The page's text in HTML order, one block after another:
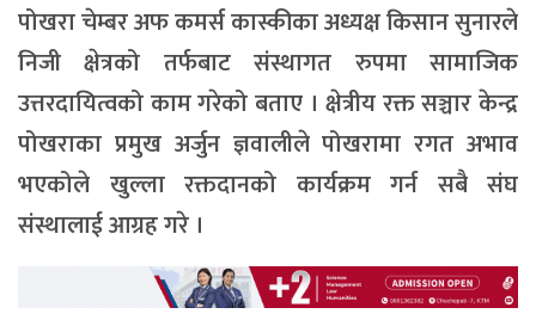
पोखरा चेम्बर अफ कमर्स कास्कीका अध्यक्ष किसान सुनारले
निजी क्षेत्रको तर्फबाट संस्थागत रुपमा सामाजिक
उत्तरदायित्वको काम गरेको बताए । क्षेत्रीय रक्त सञ्चार केन्द्र
पोखराका प्रमुख अर्जुन ज्ञवालीले पोखरामा रगत अभाव
भएकोले खुल्ला रक्तदानको कार्यक्रम गर्न सबै संघ
संस्थालाई आग्रह गरे ।